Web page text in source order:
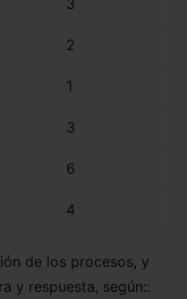
3
2
1
3
6
4
de los procesos, y
y respuesta, según::